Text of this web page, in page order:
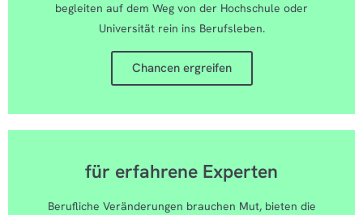
begleiten auf dem Weg von der Hochschule oder
Universität rein ins Berufsleben.
Chancen ergreifen
für erfahrene Experten
Berufliche Veränderungen brauchen Mut, bieten die